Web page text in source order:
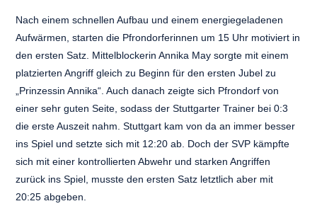
Nach einem schnellen Aufbau und einem energiegeladenen
Aufwärmen, starten die Pfrondorferinnen um 15 Uhr motiviert in
den ersten Satz. Mittelblockerin Annika May sorgte mit einem
platzierten Angriff gleich zu Beginn für den ersten Jubel zu
„Prinzessin Annika“. Auch danach zeigte sich Pfrondorf von
einer sehr guten Seite, sodass der Stuttgarter Trainer bei 0:3
die erste Auszeit nahm. Stuttgart kam von da an immer besser
ins Spiel und setzte sich mit 12:20 ab. Doch der SVP kämpfte
sich mit einer kontrollierten Abwehr und starken Angriffen
zurück ins Spiel, musste den ersten Satz letztlich aber mit
20:25 abgeben.